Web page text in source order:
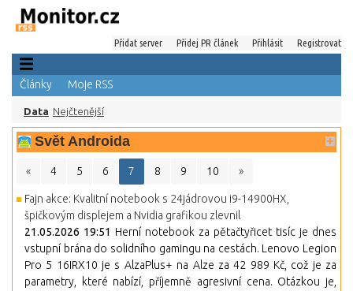
Přidat server Přidej PR článek Přihlásit Registrovat
Články Moje RSS
Data Nejčtenější
Svět Androida
« 4 5 6 7 8 9 10 »
Fajn akce: Kvalitní notebook s 24jádrovou i9-14900HX,
špičkovým displejem a Nvidia grafikou zlevnil
21.05.2026 19:51 Herní notebook za pětačtyřicet tisíc je dnes
vstupní brána do solidního gamingu na cestách. Lenovo Legion
Pro 5 16IRX10 je s AlzaPlus+ na Alze za 42 989 Kč, což je za
parametry, které nabízí, příjemně agresivní cena. Otázkou je,